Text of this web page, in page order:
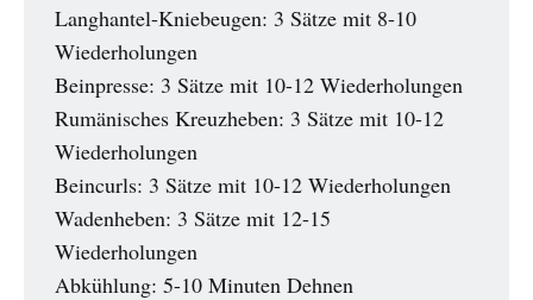
Langhantel-Kniebeugen: 3 Sätze mit 8-10
Wiederholungen
Beinpresse: 3 Sätze mit 10-12 Wiederholungen
Rumänisches Kreuzheben: 3 Sätze mit 10-12
Wiederholungen
Beincurls: 3 Sätze mit 10-12 Wiederholungen
Wadenheben: 3 Sätze mit 12-15
Wiederholungen
Abkühlung: 5-10 Minuten Dehnen